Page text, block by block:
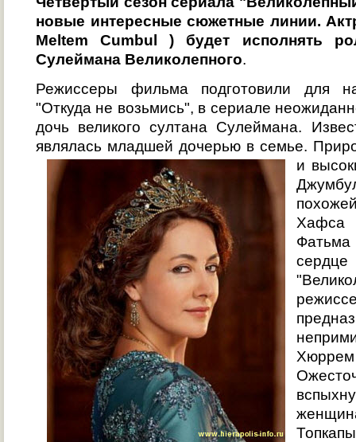
новые интересные сюжетные линии.
Meltem Cumbul ) будет исполнять
Сулеймана Великолепного.
Режиссеры фильма подготовили для
"Откуда не возьмись", в сериале
дочь великого султана Сулеймана.
являлась младшей дочерью в семье.
и
Хафса
Фатьма